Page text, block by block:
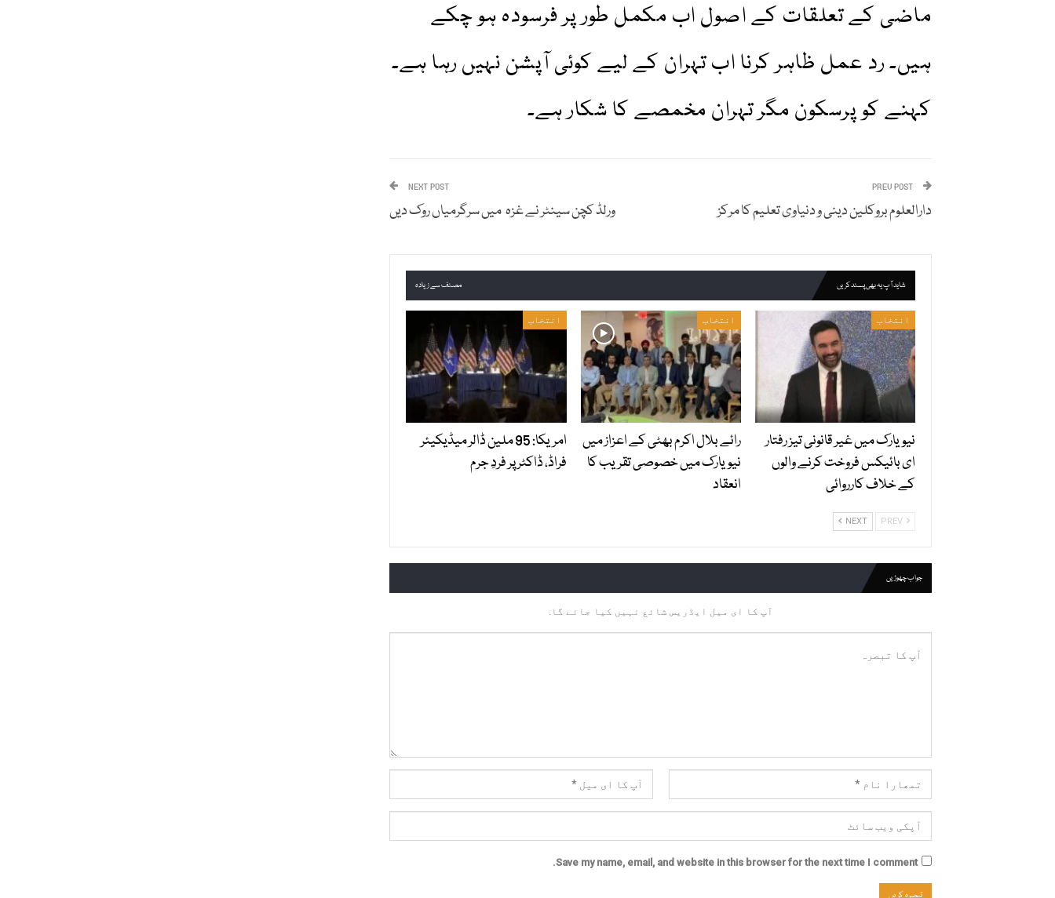
ماضی کے تعلقات کے اصول اب مکمل طور پر فرسودہ ہو چکے
ہیں۔ رد عمل ظاہر کرنا اب تہران کے لیے کوئی آپشن نہیں رہا ہے۔
کہنے کو پرسکون مگر تہران مخمصے کا شکار ہے۔
دارالعلوم بروکلین دینی و دنیاوی تعلیم کا مرکز
NEXT POST
ورلڈ کچن سینٹر نے غزہ میں سرگرمیاں روک دیں
شاید آپ یہ بھی پسند کریں مصنف سے زیادہ
انتخاب
نیویارک میں غیر قانونی تیز رفتار
ای بائیکس فروخت کرنے والوں
کے خلاف کارروائی
انتخاب
رائے بلال اکرم بھٹی کے اعزاز میں
نیویارک میں خصوصی تقریب کا
انعقاد
انتخاب
امریکا: 95 ملین ڈالر میڈیکیئر
فراڈ، ڈاکٹر پر فردِ جرم
NEXT
جواب چھوڑیں
آپ کا ای میل ایڈریس شائع نہیں کیا جائے گا.
Save my name, email, and website in this browser for the next time I comment.